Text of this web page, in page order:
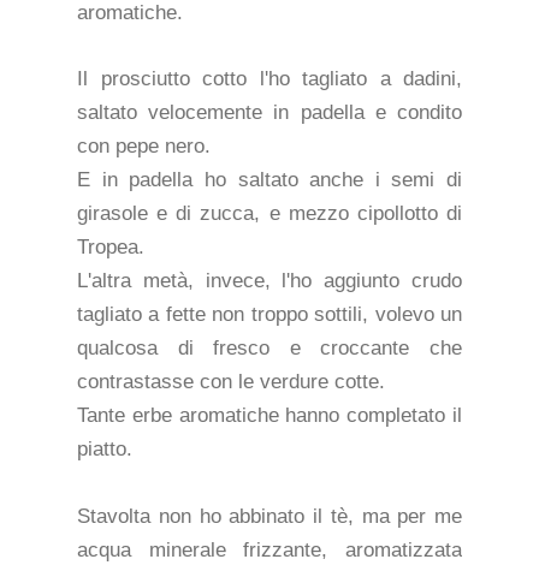
aromatiche.
Il prosciutto cotto l'ho tagliato a dadini,
saltato velocemente in padella e condito
con pepe nero.
E in padella ho saltato anche i semi di
girasole e di zucca, e mezzo cipollotto di
Tropea.
L'altra metà, invece, l'ho aggiunto crudo
tagliato a fette non troppo sottili, volevo un
qualcosa di fresco e croccante che
contrastasse con le verdure cotte.
Tante erbe aromatiche hanno completato il
piatto.
Stavolta non ho abbinato il tè, ma per me
acqua minerale frizzante, aromatizzata